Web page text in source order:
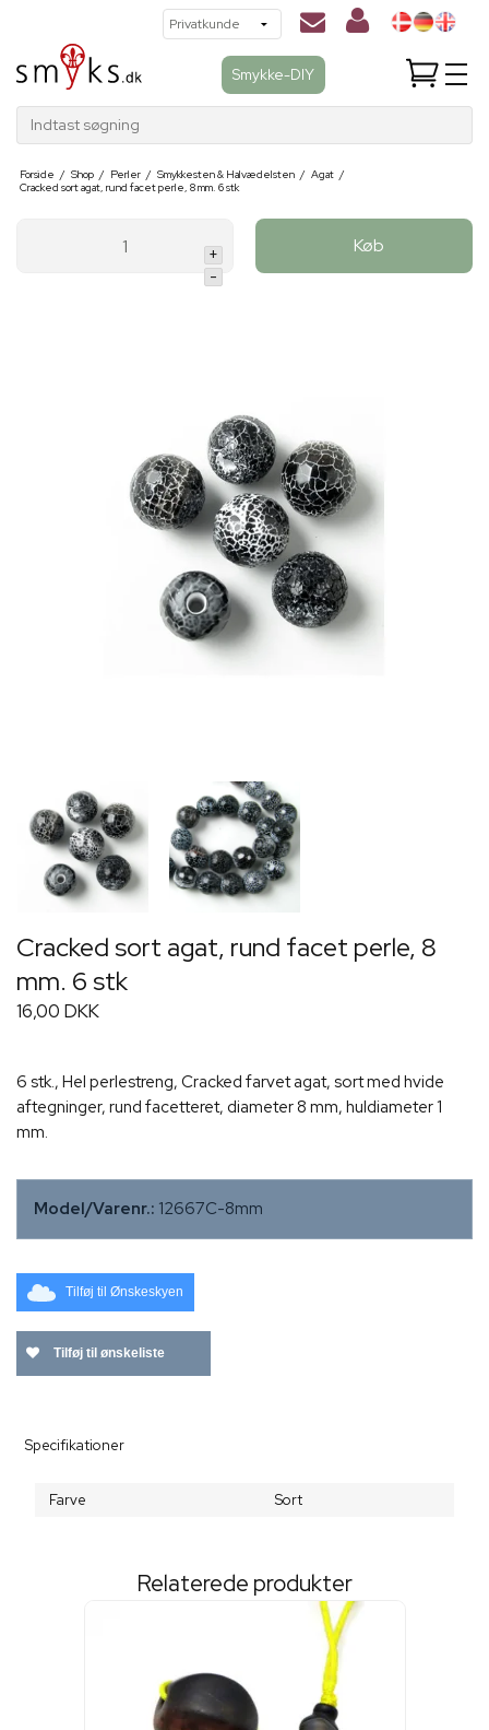
Smykke-DIY
Indtast søgning
Forside / Shop / Perler / Smykkesten & Halvædelsten / Agat /
Cracked sort agat, rund facet perle, 8 mm. 6 stk
+
-
Køb
Cracked sort agat, rund facet perle, 8
mm. 6 stk
16,00 DKK
6 stk., Hel perlestreng, Cracked farvet agat, sort med hvide
aftegninger, rund facetteret, diameter 8 mm, huldiameter 1
mm.
Model/Varenr.: 12667C-8mm
Tilføj til Ønskeskyen
Tilføj til ønskeliste
Specifikationer
Farve Sort
Relaterede produkter